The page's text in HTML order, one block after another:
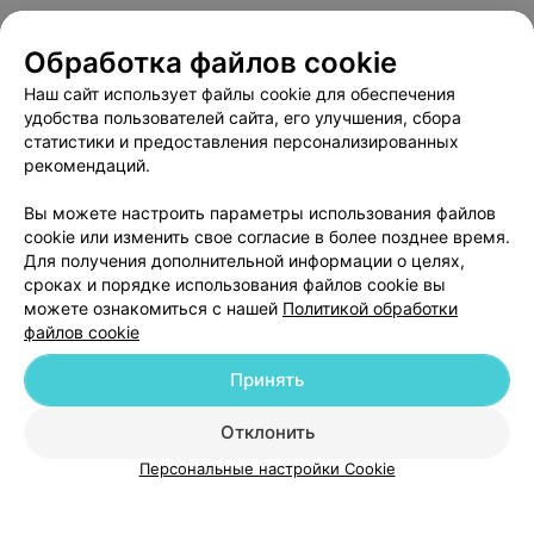
О проекте Новости проекта
Размещение рекламы
Медицинский маркетинг
Публичный договор
Пользовательское соглашение
Способы оплаты
Написать руководителю 103.by
Написать в поддержку
Персональные настройки cookie
Обработка персональных данных
© 2026 ООО «Артокс Лаб», УНП 191700409| 220012, Республика Беларусь,
Обработка файлов cookie
Наш сайт использует файлы cookie для обеспечения
удобства пользователей сайта, его улучшения, сбора
статистики и предоставления персонализированных
рекомендаций.
Вы можете настроить параметры использования файлов
cookie или изменить свое согласие в более позднее время.
Для получения дополнительной информации о целях,
сроках и порядке использования файлов cookie вы
можете ознакомиться с нашей Политикой обработки
файлов cookie
Отклонить
Принять
Персональные настройки Cookie